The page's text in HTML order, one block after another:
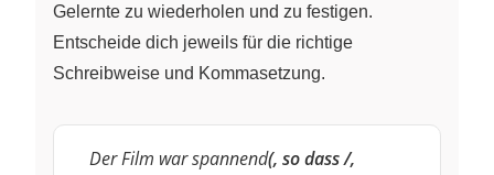
Gelernte zu wiederholen und zu festigen.
Entscheide dich jeweils für die richtige
Schreibweise und Kommasetzung.
Der Film war spannend(, so dass /,